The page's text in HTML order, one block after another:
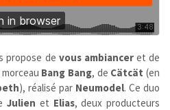
propose de vous ambianceret de
Bang Bang, de Cätcät (en
), réalisé par Neumodel. Ce duo
Julien et Elias, deux producteurs